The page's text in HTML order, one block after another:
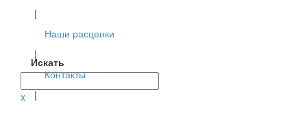
Искать
x
|
Наши расценки
|
Контакты
|